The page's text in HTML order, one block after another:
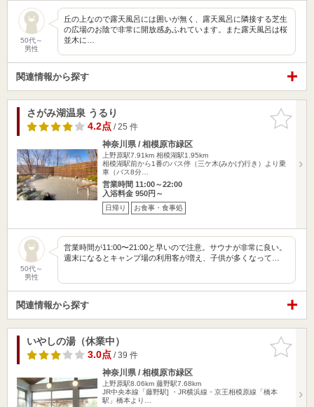
50代～
男性
丘の上なので露天風呂には囲いが無く、露天風呂に隣接する芝生
の広場のお陰で非常に開放感あふれています。また露天風呂は桜
並木に…
関連情報から探す
お気に入
りに追加
さがみ湖温泉 うるり
4.2点/ 25 件
神奈川県 / 相模原市緑区
上野原駅7.91km 相模湖駅1.95km
相模湖駅前から1番のバス停（三ケ木(みかげ)行き）より乗
車（バス8分…
営業時間 11:00～22:00
入浴料金 950円～
日帰り お食事・食事処
50代～
男性
営業時間が11:00〜21:00と早いので注意。サウナが非常に良い。
週末になるとキャンプ場の利用客が増え、子供が多くなって…
関連情報から探す
お気に入
りに追加
いやしの湯（休業中）
3.0点/ 39 件
神奈川県 / 相模原市緑区
上野原駅8.06km 藤野駅7.68km
JR中央本線「藤野駅] ・JR横浜線・京王相模原線「橋本
駅」橋本より…